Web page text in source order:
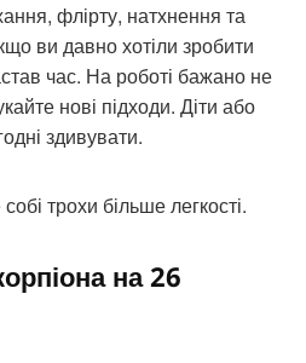
флірту, натхнення та
ви давно хотіли зробити
час. На роботі бажано не
нові підходи. Діти або
здивувати.
трохи більше легкості.
на 26